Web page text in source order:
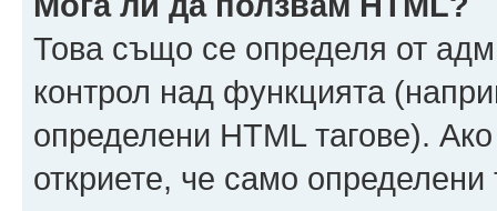
Това също се определя от
контрол над функцията
определени HTML тагове).
откриете, че само определени